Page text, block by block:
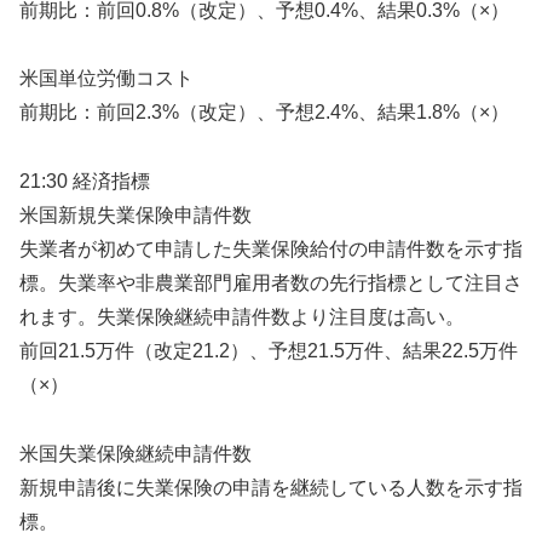
前期比：前回0.8%（改定）、予想0.4%、結果0.3%（×）
米国単位労働コスト
前期比：前回2.3%（改定）、予想2.4%、結果1.8%（×）
21:30 経済指標
米国新規失業保険申請件数
失業者が初めて申請した失業保険給付の申請件数を示す指
標。失業率や非農業部門雇用者数の先行指標として注目さ
れます。失業保険継続申請件数より注目度は高い。
前回21.5万件（改定21.2）、予想21.5万件、結果22.5万件
（×）
米国失業保険継続申請件数
新規申請後に失業保険の申請を継続している人数を示す指
標。